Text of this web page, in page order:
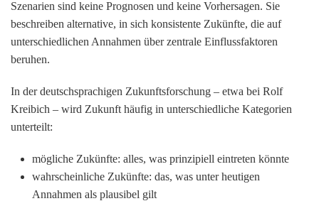
Szenarien sind keine Prognosen und keine Vorhersagen. Sie
beschreiben alternative, in sich konsistente Zukünfte, die auf
unterschiedlichen Annahmen über zentrale Einflussfaktoren
beruhen.
In der deutschsprachigen Zukunftsforschung – etwa bei Rolf
Kreibich – wird Zukunft häufig in unterschiedliche Kategorien
unterteilt:
mögliche Zukünfte: alles, was prinzipiell eintreten könnte
wahrscheinliche Zukünfte: das, was unter heutigen
Annahmen als plausibel gilt